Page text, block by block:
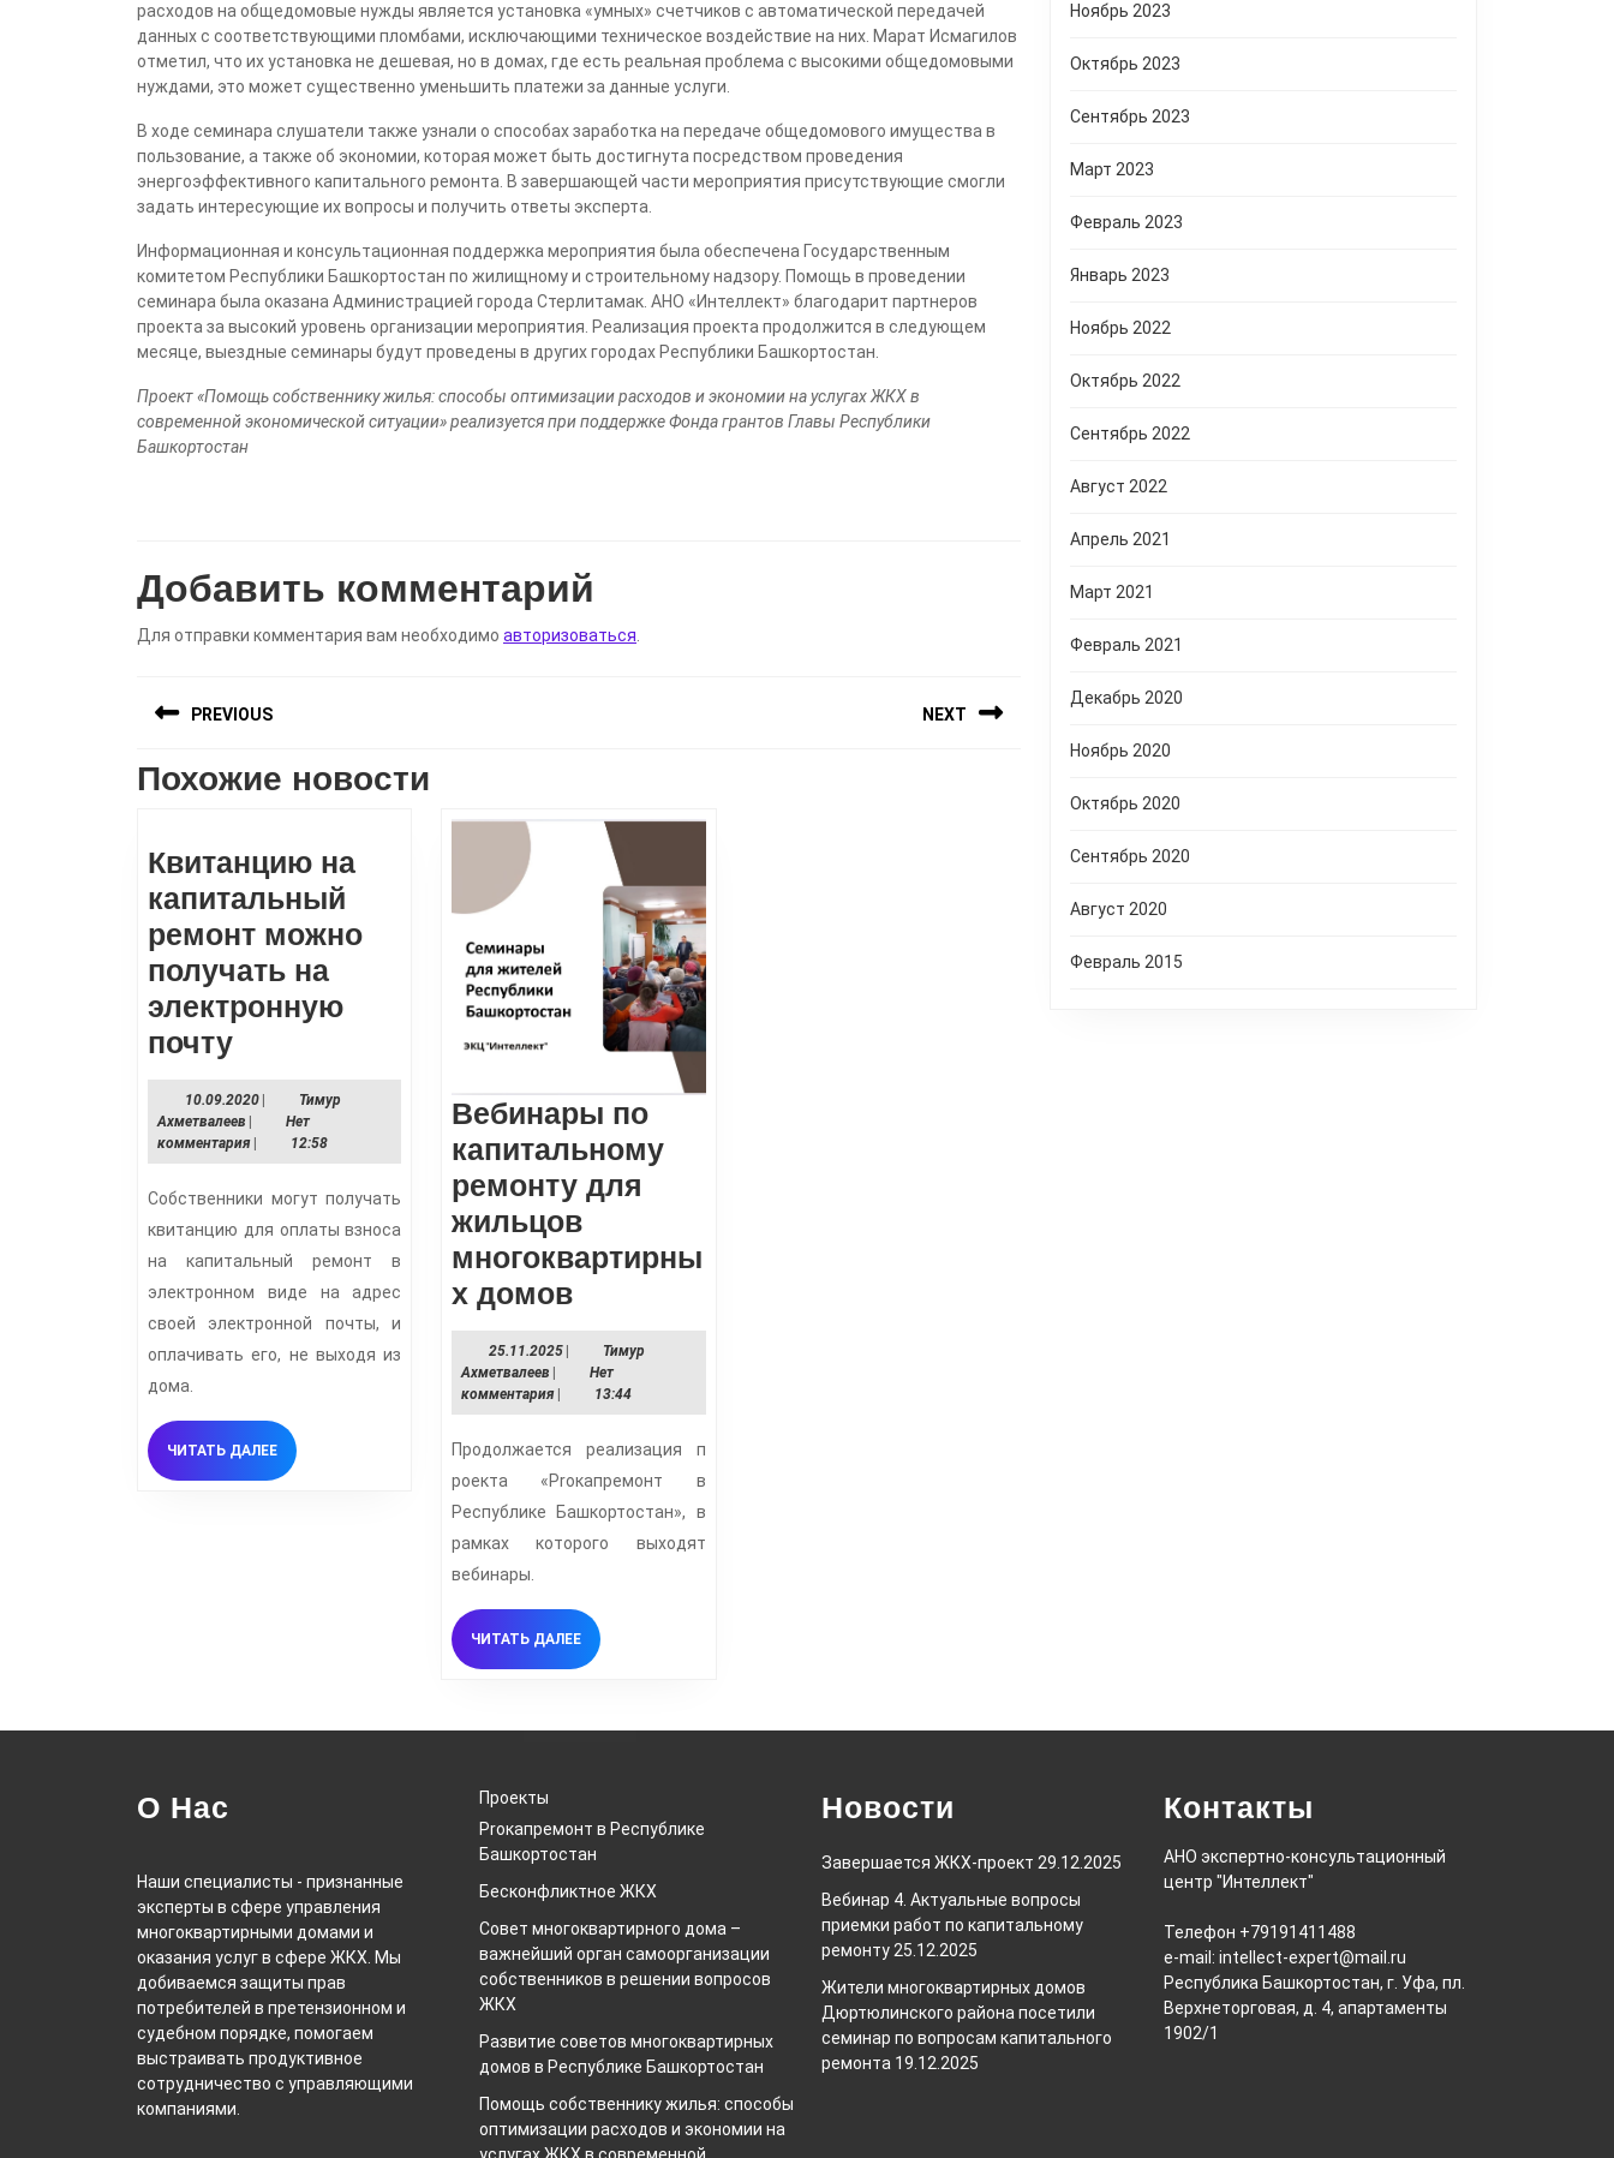
расходов на общедомовые нужды является установка «умных» счетчиков с автоматической передачей
данных с соответствующими пломбами, исключающими техническое воздействие на них. Марат Исмагилов
отметил, что их установка не дешевая, но в домах, где есть реальная проблема с высокими общедомовыми
нуждами, это может существенно уменьшить платежи за данные услуги.
В ходе семинара слушатели также узнали о способах заработка на передаче общедомового имущества в
пользование, а также об экономии, которая может быть достигнута посредством проведения
энергоэффективного капитального ремонта. В завершающей части мероприятия присутствующие смогли
задать интересующие их вопросы и получить ответы эксперта.
Информационная и консультационная поддержка мероприятия была обеспечена Государственным
комитетом Республики Башкортостан по жилищному и строительному надзору. Помощь в проведении
семинара была оказана Администрацией города Стерлитамак. АНО «Интеллект» благодарит партнеров
проекта за высокий уровень организации мероприятия. Реализация проекта продолжится в следующем
месяце, выездные семинары будут проведены в других городах Республики Башкортостан.
Проект «Помощь собственнику жилья: способы оптимизации расходов и экономии на услугах ЖКХ в
современной экономической ситуации» реализуется при поддержке Фонда грантов Главы Республики
Башкортостан
Добавить комментарий
Для отправки комментария вам необходимо авторизоваться
записям
PREVIOUS
Предыдущая
NEXT
Похожие новости
Квитанцию на
капитальный
ремонт можно
получать на
электронную
почтуКвитанцию
на
капитальный
ремонт
получать
на
электронную
почту
10.09.202010.09.2020
Тимур
Ахметвалеев Тимур
Ахметвалеев
Нет
комментария
12:58
Собственники могут получать
квитанцию для оплаты взноса
на капитальный ремонт в
электронном виде на адрес
своей электронной почты, и
оплачивать его, не выходя из
дома.
ЧИТАТЬ ДАЛЕЕЧИТАТЬ
ДАЛЕЕ
Вебинары по
капитальному
ремонту для
жильцов
многоквартирны
х домовВебинары
по
капитальному
ремонту
жильцов
многоквартирных
домов
25.11.202525.11.2025
Тимур
Ахметвалеев Тимур
Ахметвалеев
Нет
комментария
13:44
Продолжается реализация п
роекта «Proкапремонт в
Республике Башкортостан», в
рамках которого выходят
вебинары.
ЧИТАТЬ ДАЛЕЕЧИТАТЬ
ДАЛЕЕ
Ноябрь 2023
Октябрь 2023
Сентябрь 2023
Март 2023
Февраль 2023
Январь 2023
Ноябрь 2022
Октябрь 2022
Сентябрь 2022
Август 2022
Апрель 2021
Март 2021
Февраль 2021
Декабрь 2020
Ноябрь 2020
Октябрь 2020
Сентябрь 2020
Август 2020
Февраль 2015
О Нас
Наши специалисты - признанные
эксперты в сфере управления
многоквартирными домами и
оказания услуг в сфере ЖКХ. Мы
добиваемся защиты прав
потребителей в претензионном и
судебном порядке, помогаем
выстраивать продуктивное
сотрудничество с управляющими
компаниями.
Проекты
Proкапремонт в Республике
Башкортостан
Бесконфликтное ЖКХ
Совет многоквартирного дома –
важнейший орган самоорганизации
собственников в решении вопросов
ЖКХ
Развитие советов многоквартирных
домов в Республике Башкортостан
Помощь собственнику жилья: способы
оптимизации расходов и экономии на
Новости
Завершается ЖКХ-проект 29.12.2025
Вебинар 4. Актуальные вопросы
приемки работ по капитальному
ремонту 25.12.2025
Жители многоквартирных домов
Дюртюлинского района посетили
семинар по вопросам капитального
ремонта 19.12.2025
Контакты
АНО экспертно-консультационный
центр "Интеллект"
Телефон +79191411488
e-mail: intellect-expert@mail.ru
Республика Башкортостан, г. Уфа, пл.
Верхнеторговая, д. 4, апартаменты
1902/1